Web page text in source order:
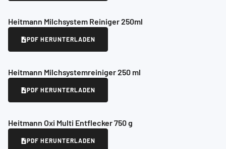
Heitmann Milchsystem Reiniger 250ml
PDF HERUNTERLADEN
Heitmann Milchsystemreiniger 250 ml
PDF HERUNTERLADEN
Heitmann Oxi Multi Entflecker 750 g
PDF HERUNTERLADEN